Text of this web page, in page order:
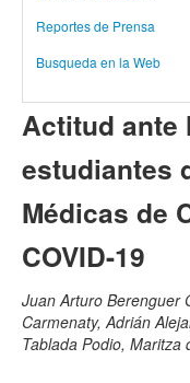
Reportes de Prensa
Busqueda en la Web
Actitud ante
estudiantes
Médicas de
COVID-19
Juan Arturo Berenguer
Carmenaty, Adrián
Tablada Podio,